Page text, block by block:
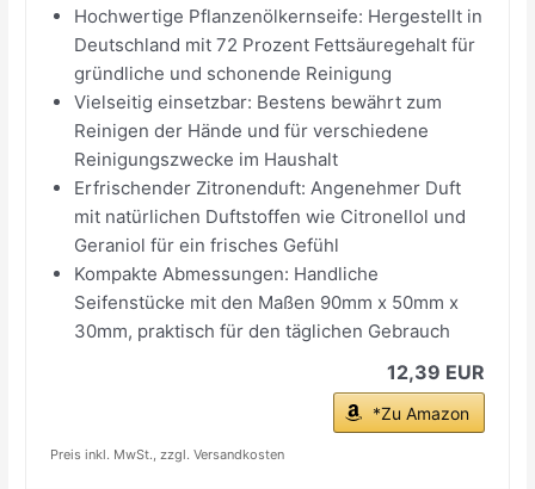
Hochwertige Pflanzenölkernseife: Hergestellt in
Deutschland mit 72 Prozent Fettsäuregehalt für
gründliche und schonende Reinigung
Vielseitig einsetzbar: Bestens bewährt zum
Reinigen der Hände und für verschiedene
Reinigungszwecke im Haushalt
Erfrischender Zitronenduft: Angenehmer Duft
mit natürlichen Duftstoffen wie Citronellol und
Geraniol für ein frisches Gefühl
Kompakte Abmessungen: Handliche
Seifenstücke mit den Maßen 90mm x 50mm x
30mm, praktisch für den täglichen Gebrauch
12,39 EUR
*Zu Amazon
Preis inkl. MwSt., zzgl. Versandkosten